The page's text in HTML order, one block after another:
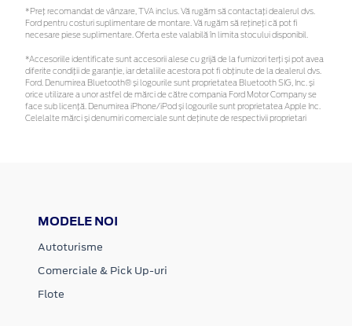
*Preţ recomandat de vânzare, TVA inclus. Vă rugăm să contactaţi dealerul dvs.
Ford pentru costuri suplimentare de montare. Vă rugăm să rețineți că pot fi
necesare piese suplimentare. Oferta este valabilă în limita stocului disponibil.
*Accesoriile identificate sunt accesorii alese cu grijă de la furnizori terți și pot avea
diferite condiții de garanție, iar detaliile acestora pot fi obținute de la dealerul dvs.
Ford. Denumirea Bluetooth® și logourile sunt proprietatea Bluetooth SIG, Inc. și
orice utilizare a unor astfel de mărci de către compania Ford Motor Company se
face sub licență. Denumirea iPhone/iPod și logourile sunt proprietatea Apple Inc.
Celelalte mărci și denumiri comerciale sunt deținute de respectivii proprietari
MODELE NOI
Autoturisme
Comerciale & Pick Up-uri
Flote